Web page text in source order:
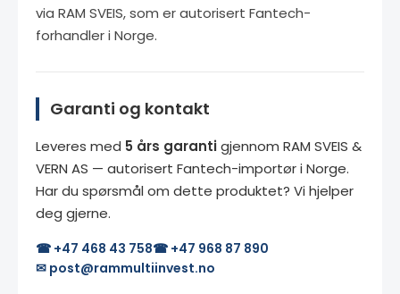
via RAM SVEIS, som er autorisert Fantech-
forhandler i Norge.
Garanti og kontakt
Leveres med 5 års garantigjennom RAM SVEIS &
VERN AS — autorisert Fantech-importør i Norge.
Har du spørsmål om dette produktet? Vi hjelper
deg gjerne.
☎ +47 468 43 758☎ +47 968 87 890
✉ post@rammultiinvest.no